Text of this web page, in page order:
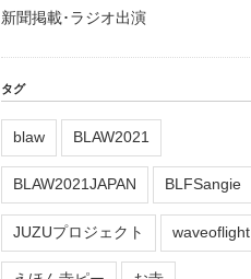
新聞掲載･ラジオ出演
タグ
blaw BLAW2021
BLAW2021JAPAN BLFSangie
JUZUプロジェクト waveoflight